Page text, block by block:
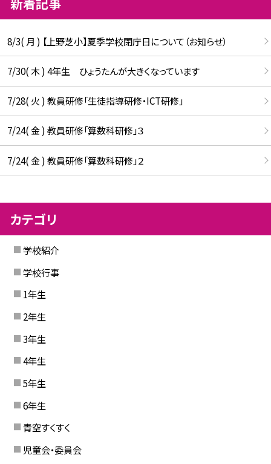
8/3( 月 ) 【上野芝小】夏季学校閉庁日について（お知らせ）
7/30( 木 ) 4年生 ひょうたんが大きくなっています
7/28( 火 ) 教員研修「生徒指導研修・ICT研修」
7/24( 金 ) 教員研修「算数科研修」３
7/24( 金 ) 教員研修「算数科研修」２
カテゴリ
学校紹介
学校行事
1年生
2年生
3年生
4年生
5年生
6年生
青空すくすく
児童会・委員会